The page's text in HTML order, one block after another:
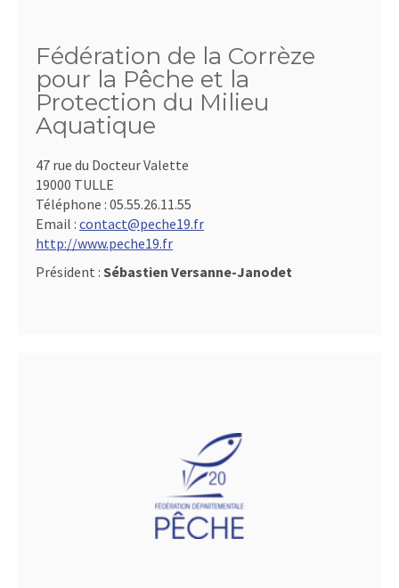
Fédération de la Corrèze
pour la Pêche et la
Protection du Milieu
Aquatique
47 rue du Docteur Valette
19000 TULLE
Téléphone : 05.55.26.11.55
Email : contact@peche19.fr
http://www.peche19.fr
Président : Sébastien Versanne-Janodet